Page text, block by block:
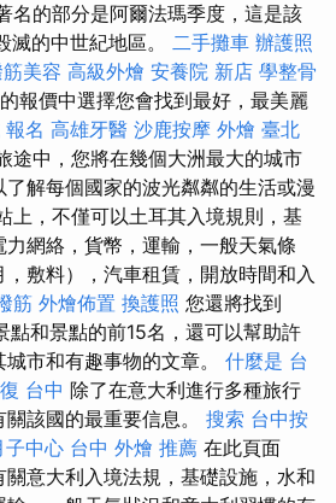
名的部分是阿爾法瑪季度，這是該
滅的中世紀地區。 二手攤車 辦護照
美容 高級外燴 安養院 新店 學整骨
報價中選擇您會找到最好，最美麗
名 高雄牙醫 沙鹿按摩 外燴 臺北
途中，您將在幾個大洲最大的城市
解每個國家的波光粼粼的生活或漫
上，不僅可以土耳其入境規則，基
網絡，貨幣，運輸，一般天氣條
敷料），汽車租賃，開放時間和入
筋 外燴佈置 換護照 您還將找到
和景點的前15名，還可以幫助許
市和有趣事物的文章。 什麼是 台
台中 除了在意大利進行多種旅行
該國的最重要信息。 搜索 台中按
子中心 台中 外燴 推薦 在此頁面
意大利入境法規，基礎設施，水和